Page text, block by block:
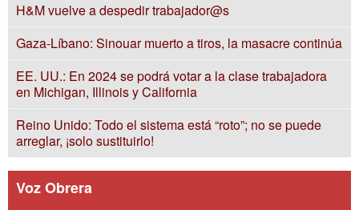
H&M vuelve a despedir trabajador@s
Gaza-Líbano: Sinouar muerto a tiros, la masacre continúa
EE. UU.: En 2024 se podrá votar a la clase trabajadora
en Michigan, Illinois y California
Reino Unido: Todo el sistema está “roto”; no se puede
arreglar, ¡solo sustituirlo!
Voz Obrera